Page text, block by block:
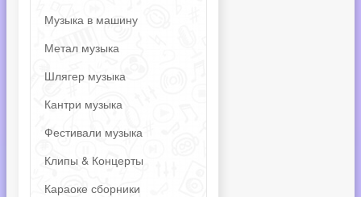
Музыка в машину
Метал музыка
Шлягер музыка
Кантри музыка
Фестивали музыка
Клипы & Концерты
Караоке сборники